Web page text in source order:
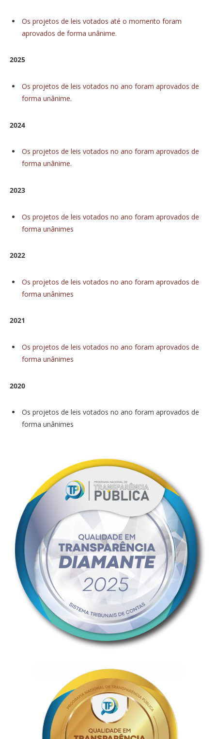
Os projetos de leis votados até o momento foram
aprovados de forma unânime.
2025
Os projetos de leis votados no ano foram aprovados de
forma unânime.
2024
Os projetos de leis votados no ano foram aprovados de
forma unânime.
2023
Os projetos de leis votados no ano foram aprovados de
forma unânimes
2022
Os projetos de leis votados no ano foram aprovados de
forma unânimes
2021
Os projetos de leis votados no ano foram aprovados de
forma unânimes
2020
Os projetos de leis votados no ano foram aprovados de
forma unânimes